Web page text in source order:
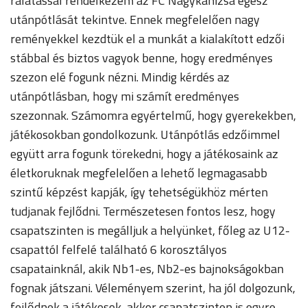
utánpótlását tekintve. Ennek megfelelően nagy
reményekkel kezdtük el a munkát a kialakított edzői
stábbal és biztos vagyok benne, hogy eredményes
szezon elé fogunk nézni. Mindig kérdés az
utánpótlásban, hogy mi számít eredményes
szezonnak. Számomra egyértelmű, hogy gyerekekben,
játékosokban gondolkozunk. Utánpótlás edzőimmel
együtt arra fogunk törekedni, hogy a játékosaink az
életkoruknak megfelelően a lehető legmagasabb
szintű képzést kapják, így tehetségükhöz mérten
tudjanak fejlődni. Természetesen fontos lesz, hogy
csapatszinten is megálljuk a helyünket, főleg az U12-
csapattól felfelé található 6 korosztályos
csapatainknál, akik Nb1-es, Nb2-es bajnokságokban
fognak játszani. Véleményem szerint, ha jól dolgozunk,